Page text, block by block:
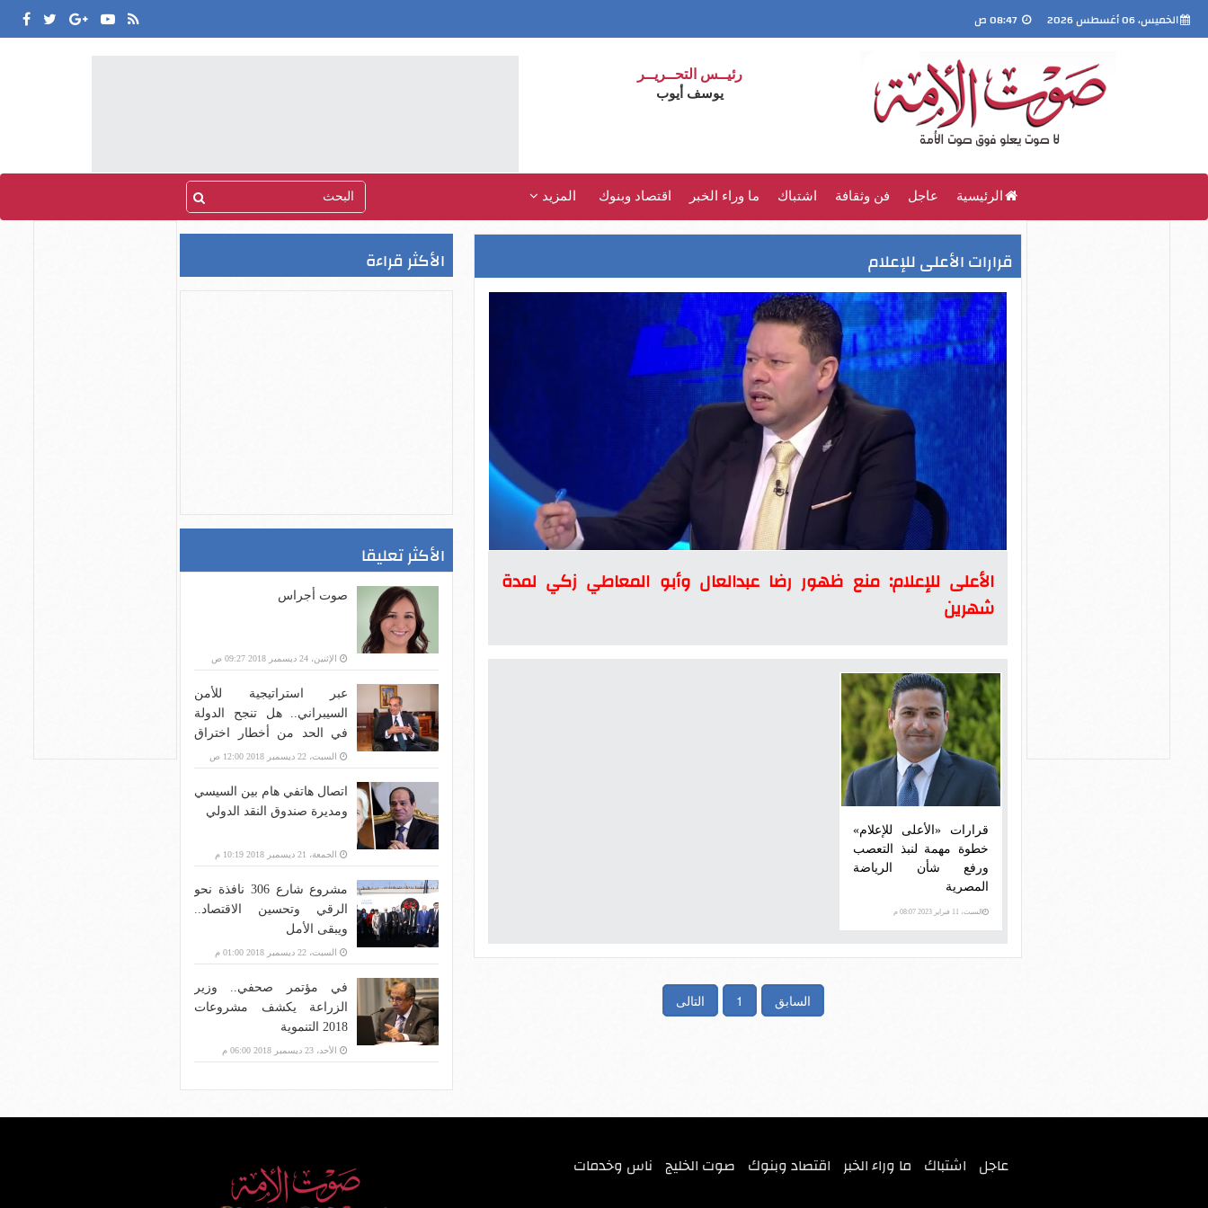
الخميس، 06 أغسطس 2026
رئيــس التحــريــر
يوسف أيوب
الرئيسية عاجل فن وثقافة اشتباك ما وراء الخبر اقتصاد وبنوك المزيد
قرارات الأعلى للإعلام
الأعلى للإعلام: منع ظهور رضا عبدالعال وأبو المعاطي زكي لمدة
شهرين
قرارات «الأعلى للإعلام»
خطوة مهمة لنبذ التعصب
ورفع شأن الرياضة
المصرية
السبت، 11 فبراير 2023 08:07 م
السابق 1 التالى
الأكثر قراءة
الأكثر تعليقا
صوت أجراس
الإثنين، 24 ديسمبر 2018 09:27 ص
عبر استراتيجية للأمن
السيبراني.. هل تنجح الدولة
في الحد من أخطار اختراق
بنية الاتصالات؟
السبت، 22 ديسمبر 2018 12:00 ص
اتصال هاتفي هام بين السيسي
ومديرة صندوق النقد الدولي
الجمعة، 21 ديسمبر 2018 10:19 م
مشروع شارع 306 نافذة نحو
الرقي وتحسين الاقتصاد..
ويبقى الأمل
السبت، 22 ديسمبر 2018 01:00 م
في مؤتمر صحفي.. وزير
الزراعة يكشف مشروعات
2018 التنموية
الأحد، 23 ديسمبر 2018 06:00 م
عاجل اشتباك ما وراء الخبر اقتصاد وبنوك صوت الخليج ناس وخدمات